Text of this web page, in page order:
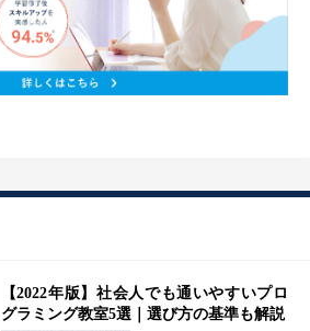
【2022年版】社会人でも通いやすいプロ
グラミング教室5選｜選び方の基準も解説